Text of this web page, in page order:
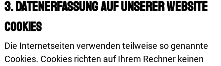
3. Datenerfassung auf unserer Website
Cookies
Die Internetseiten verwenden teilweise so genannte
Cookies. Cookies richten auf Ihrem Rechner keinen